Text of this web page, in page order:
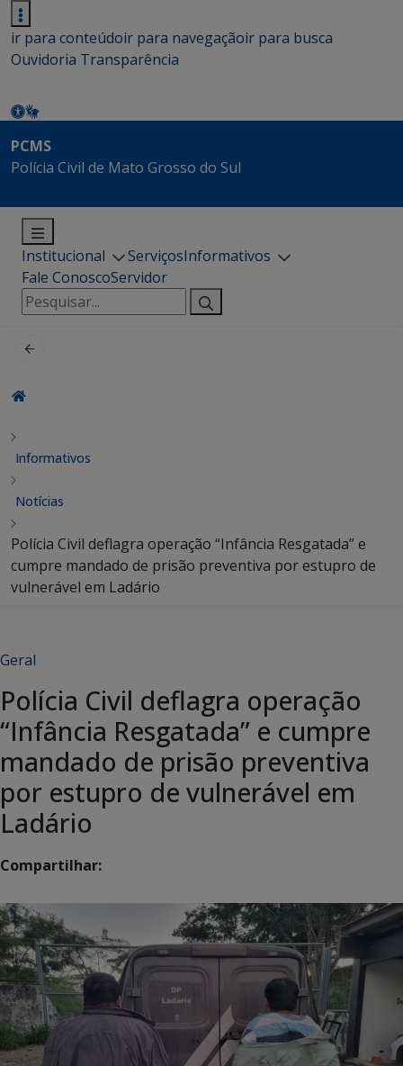
ir para conteúdoir para navegaçãoir para busca
Ouvidoria Transparência
PCMS
Polícia Civil de Mato Grosso do Sul
Institucional ServiçosInformativos
Fale ConoscoServidor
Pesquisar
por:
Informativos
Notícias
Polícia Civil deflagra operação “Infância Resgatada” e
cumpre mandado de prisão preventiva por estupro de
vulnerável em Ladário
Geral
Polícia Civil deflagra operação
“Infância Resgatada” e cumpre
mandado de prisão preventiva
por estupro de vulnerável em
Ladário
Compartilhar: